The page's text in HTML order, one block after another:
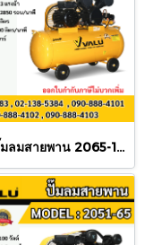
Valu ปั๊มลมสายพาน 2065-100 100L 3HP